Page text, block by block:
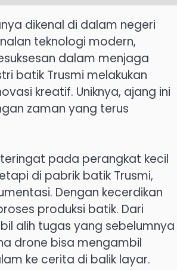
dikenal di dalam negeri
teknologi modern,
dalam menjaga
batik Trusmi melakukan
kreatif. Uniknya, ajang ini
zaman yang terus
pada perangkat kecil
di pabrik batik Trusmi,
Dengan kecerdikan
produksi batik. Dari
alih tugas yang sebelumnya
drone bisa mengambil
ke cerita di balik layar.